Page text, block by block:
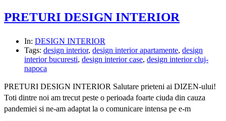
PRETURI DESIGN INTERIOR
In: DESIGN INTERIOR
Tags: design interior, design interior apartamente, design
interior bucuresti, design interior case, design interior cluj-
napoca
PRETURI DESIGN INTERIOR Salutare prieteni ai DIZEN-ului!
Toti dintre noi am trecut peste o perioada foarte ciuda din cauza
pandemiei si ne-am adaptat la o comunicare intensa pe e-m